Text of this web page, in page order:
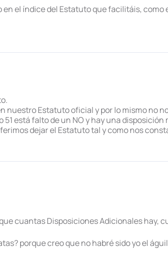
el índice del Estatuto que facilitáis, como
nuestro Estatuto oficial y por lo mismo no
está falto de un NO y hay una disposición
dejar el Estatuto tal y como nos
cuantas Disposiciones Adicionales hay,
porque creo que no habré sido yo el